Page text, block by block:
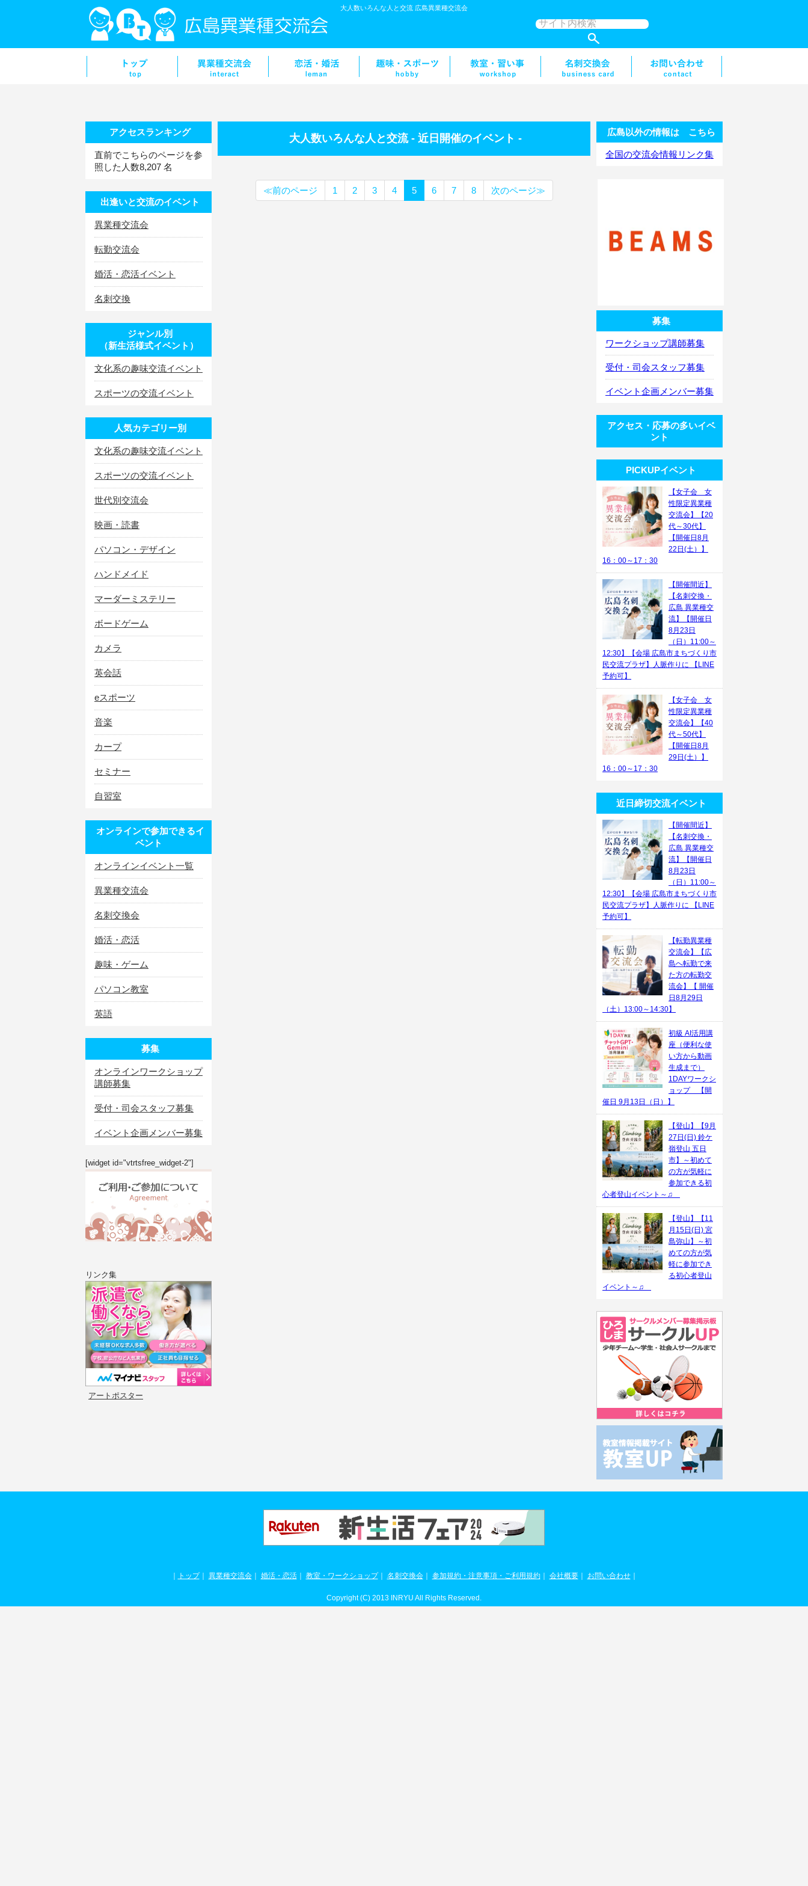
大人数いろんな人と交流 広島異業種交流会
アクセスランキング
直前でこちらのページを参
照した人数8,207 名
出逢いと交流のイベント
異業種交流会
転勤交流会
婚活・恋活イベント
名刺交換
ジャンル別
（新生活様式イベント）
文化系の趣味交流イベント
スポーツの交流イベント
人気カテゴリー別
文化系の趣味交流イベント
スポーツの交流イベント
世代別交流会
映画・読書
パソコン・デザイン
ハンドメイド
マーダーミステリー
ボードゲーム
カメラ
英会話
eスポーツ
音楽
カープ
セミナー
自習室
オンラインで参加できるイ
ベント
オンラインイベント一覧
異業種交流会
名刺交換会
婚活・恋活
趣味・ゲーム
パソコン教室
英語
募集
オンラインワークショップ
講師募集
受付・司会スタッフ募集
イベント企画メンバー募集
[widget id="vtrtsfree_widget-2"]
リンク集
アートポスター
大人数いろんな人と交流 - 近日開催のイベント -
≪前のページ 1 2 3 4 5 6 7 8 次のページ≫
広島以外の情報は こちら
全国の交流会情報リンク集
募集
ワークショップ講師募集
受付・司会スタッフ募集
イベント企画メンバー募集
アクセス・応募の多いイベ
ント
PICKUPイベント
【女子会 女
性限定異業種
交流会】【20
代～30代】
【開催日8月
22日(土）】
16：00～17：30
【開催間近】
【名刺交換・
広島 異業種交
流】【開催日
8月23日
（日）11:00～
12:30】【会場 広島市まちづくり市
民交流プラザ】人脈作りに 【LINE
予約可】
【女子会 女
性限定異業種
交流会】【40
代～50代】
【開催日8月
29日(土）】
16：00～17：30
近日締切交流イベント
【開催間近】
【名刺交換・
広島 異業種交
流】【開催日
8月23日
（日）11:00～
12:30】【会場 広島市まちづくり市
民交流プラザ】人脈作りに 【LINE
予約可】
【転勤異業種
交流会】【広
島へ転勤で来
た方の転勤交
流会】【 開催
日8月29日
（土）13:00～14:30】
初級 AI活用講
座（便利な使
い方から動画
生成まで）
1DAYワークシ
ョップ 【開
催日 9月13日（日）】
【登山】【9月
27日(日) 鈴ケ
嶺登山 五日
市】～初めて
の方が気軽に
参加できる初
心者登山イベント～♫
【登山】【11
月15日(日) 宮
島弥山】～初
めての方が気
軽に参加でき
る初心者登山
イベント～♫
トップ｜ 異業種交流会｜ 婚活・恋活｜ 教室・ワークショップ｜ 名刺交換会｜ 参加規約・注意事項・ご利用規約｜ 会社概要｜ お問い合わせ｜
Copyright (C) 2013 INRYU All Rights Reserved.